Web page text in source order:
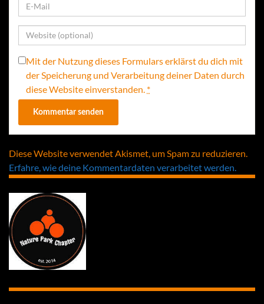
Mit der Nutzung dieses Formulars erklärst du dich mit
der Speicherung und Verarbeitung deiner Daten durch
diese Website einverstanden. *
Diese Website verwendet Akismet, um Spam zu reduzieren.
Erfahre, wie deine Kommentardaten verarbeitet werden.